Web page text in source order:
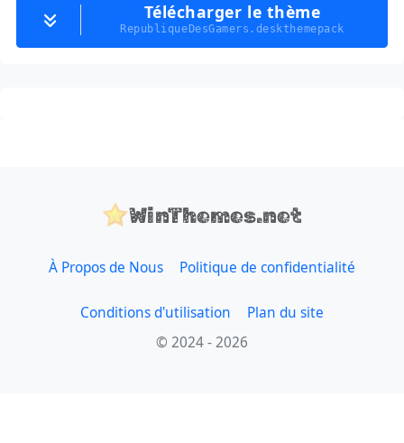
Télécharger le thème
RepubliqueDesGamers.deskthemepack
WinThemes.net
À Propos de Nous Politique de confidentialité
Conditions d'utilisation
Plan du site
© 2024 - 2026